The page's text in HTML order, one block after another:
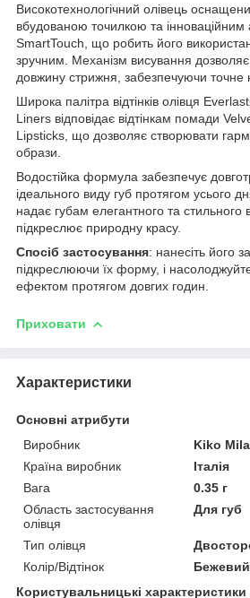
Високотехнологічний олівець
вбудованою точилкою та інноваційним
SmartTouch, що робить його
зручним. Механізм висування
довжину стрижня, забезпечуючи точне
Широка палітра відтінків олівця
Liners відповідає відтінкам помади
Lipsticks, що дозволяє створювати
образи.
Водостійка формула забезпечує
ідеального виду губ протягом усього
надає губам елегантного та стильного
підкреслює природну красу.
Спосіб застосування: нанесіть його
підкреслюючи їх форму, і
ефектом протягом довгих годин.
Приховати
Характеристики
Основні атрибути
Виробник
Kiko
Країна виробник
Італія
Вага
0.35 г
Область застосування
олівця
Для губ
Тип олівця
Колір/Відтінок
Бежевий
Користувальницькі характеристики